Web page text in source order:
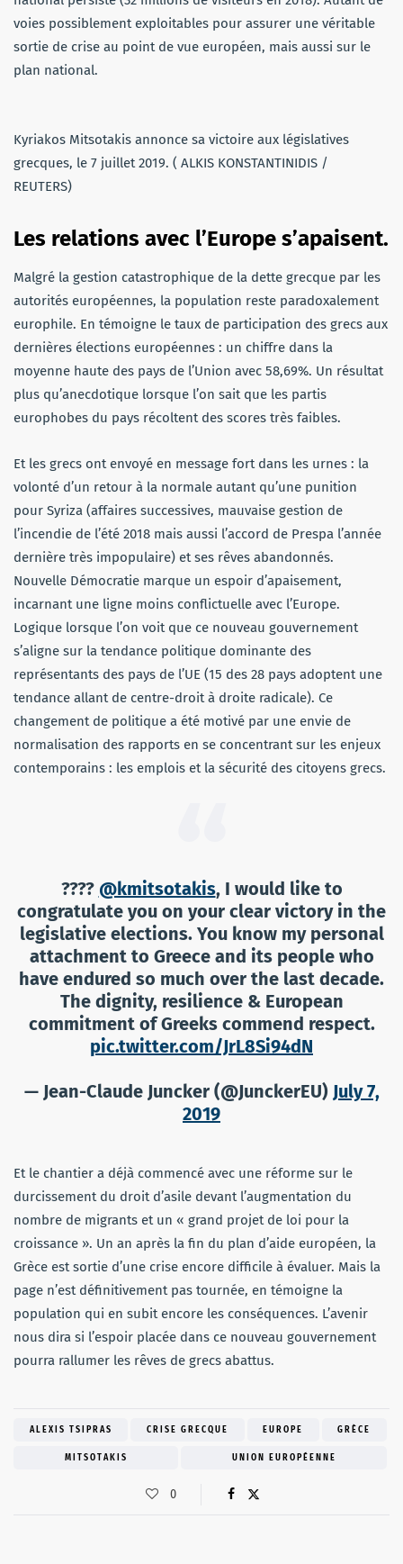
voies possiblement exploitables pour assurer une véritable
sortie de crise au point de vue européen, mais aussi sur le
plan national.
Kyriakos Mitsotakis annonce sa victoire aux législatives
grecques, le 7 juillet 2019. ( ALKIS KONSTANTINIDIS /
REUTERS)
Les relations avec l’Europe s’apaisent.
Malgré la gestion catastrophique de la dette grecque par les
autorités européennes, la population reste paradoxalement
europhile. En témoigne le taux de participation des grecs aux
dernières élections européennes : un chiffre dans la
moyenne haute des pays de l’Union avec 58,69%. Un résultat
plus qu’anecdotique lorsque l’on sait que les partis
europhobes du pays récoltent des scores très faibles.
Et les grecs ont envoyé en message fort dans les urnes : la
volonté d’un retour à la normale autant qu’une punition
pour Syriza (affaires successives, mauvaise gestion de
l’incendie de l’été 2018 mais aussi l’accord de Prespa l’année
dernière très impopulaire) et ses rêves abandonnés.
Nouvelle Démocratie marque un espoir d’apaisement,
incarnant une ligne moins conflictuelle avec l’Europe.
Logique lorsque l’on voit que ce nouveau gouvernement
s’aligne sur la tendance politique dominante des
représentants des pays de l’UE (15 des 28 pays adoptent une
tendance allant de centre-droit à droite radicale). Ce
changement de politique a été motivé par une envie de
normalisation des rapports en se concentrant sur les enjeux
contemporains : les emplois et la sécurité des citoyens grecs.
???? @kmitsotakis, I would like to
congratulate you on your clear victory in the
legislative elections. You know my personal
attachment to Greece and its people who
have endured so much over the last decade.
The dignity, resilience & European
commitment of Greeks commend respect.
pic.twitter.com/JrL8Si94dN
— Jean-Claude Juncker (@JunckerEU) July 7,
2019
Et le chantier a déjà commencé avec une réforme sur le
durcissement du droit d’asile devant l’augmentation du
nombre de migrants et un « grand projet de loi pour la
croissance ». Un an après la fin du plan d’aide européen, la
Grèce est sortie d’une crise encore difficile à évaluer. Mais la
page n’est définitivement pas tournée, en témoigne la
population qui en subit encore les conséquences. L’avenir
nous dira si l’espoir placée dans ce nouveau gouvernement
pourra rallumer les rêves de grecs abattus.
ALEXIS TSIPRAS CRISE GRECQUE EUROPE GRÈCE
MITSOTAKIS UNION EUROPÉENNE
0